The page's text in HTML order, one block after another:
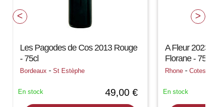
Les Pagodes de Cos 2013 Rouge
- 75cl
Bordeaux -St Estèphe
49,00 €
En stock
A Fleur 2023
Florane - 75cl
Rhone -Cotes Du
En stock